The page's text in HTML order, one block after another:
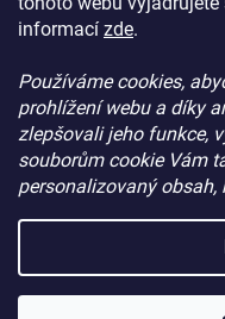
informací zde.
Používáme cookies,
prohlížení webu a díky
zlepšovali jeho funkce,
souborům cookie Vám
personalizovaný obsah,